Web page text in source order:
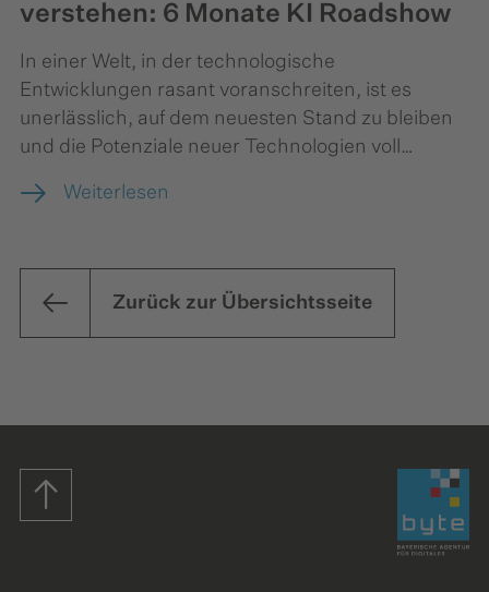
verstehen: 6 Monate KI Roadshow
In einer Welt, in der technologische
Entwicklungen rasant voranschreiten, ist es
unerlässlich, auf dem neuesten Stand zu bleiben
und die Potenziale neuer Technologien voll
Technologien ist die Künstliche Intelligenz (KI).
Effizienzsteigerung, auch im öffentlichen Dienst –
vor allem angesichts der drohenden
Grund!
Weiterlesen
Zurück zur Übersichtsseite
Startseite